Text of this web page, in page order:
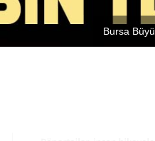
Bursa